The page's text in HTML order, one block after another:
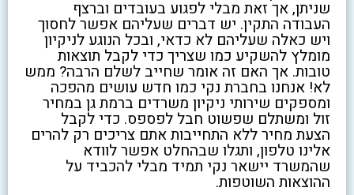
שניתן, אך זאת מבלי לפגוע בעובדים וברצף
העבודה התקין. יש דברים שעליהם אפשר לחסוך
ויש כאלה שעליהם לא כדאי, ובכל הנוגע לניקיון
מומלץ להשקיע כמו שצריך כדי לקבל תוצאות
טובות. אך האם זה אומר שחייב לשלם הרבה? ממש
לא! אנחנו בחברת נקי כמו חדש עושים מהפכה
ומספקים שירותי ניקיון משרדים ברמת גן במחיר
זול ומשתלם שפשוט חבל לפספס. כדי לקבל
הצעת מחיר ללא התחייבות אתם צריכים רק להרים
אלינו טלפון, ותגלו שבהחלט אפשר לוודא
שהמשרד יישאר נקי תמיד מבלי להכביד על
ההוצאות השוטפות.